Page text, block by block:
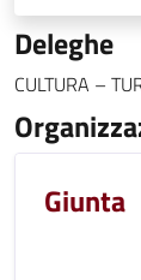
Deleghe
CULTURA –
Giunta